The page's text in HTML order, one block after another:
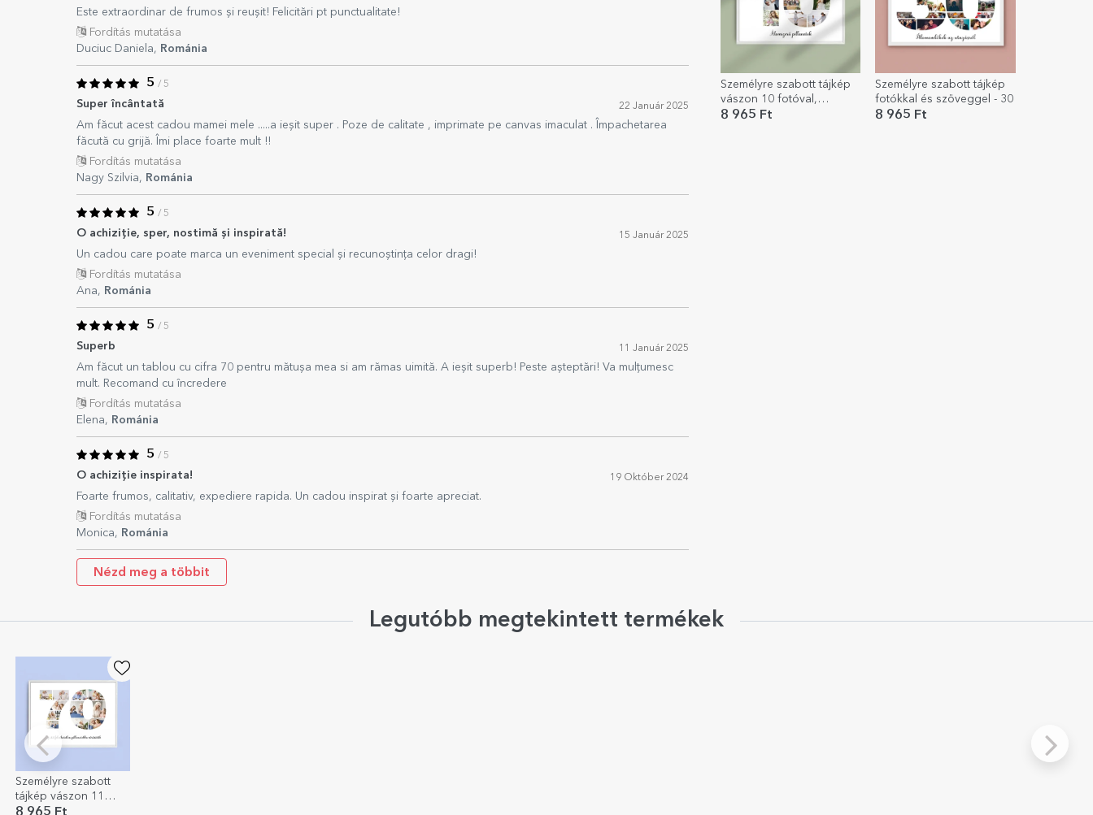
Személyre szabott tájkép
vászon 10 fotóval,
modellszám 10 és
8 965 Ft
Személyre szabott tájkép
fotókkal és szöveggel - 30
8 965 Ft
Este extraordinar de frumos și reușit! Felicitări pt punctualitate!
Fordítás mutatása
Duciuc Daniela, Románia
5 / 5
Super încântată 22 Január 2025
Am făcut acest cadou mamei mele .....a ieșit super . Poze de calitate , imprimate pe canvas imaculat . Împachetarea
făcută cu grijă. Îmi place foarte mult !!
Fordítás mutatása
Nagy Szilvia, Románia
5 / 5
O achiziție, sper, nostimă și inspirată! 15 Január 2025
Un cadou care poate marca un eveniment special și recunoștința celor dragi!
Fordítás mutatása
Ana, Románia
5 / 5
Superb 11 Január 2025
Am făcut un tablou cu cifra 70 pentru mătușa mea si am rămas uimită. A ieșit superb! Peste așteptări! Va mulțumesc
mult. Recomand cu încredere
Fordítás mutatása
Elena, Románia
5 / 5
O achiziție inspirata! 19 Október 2024
Foarte frumos, calitativ, expediere rapida. Un cadou inspirat și foarte apreciat.
Fordítás mutatása
Monica, Románia
Nézd meg a többit
Legutóbb megtekintett termékek
Személyre szabott
tájkép vászon 11
fotóval, 70-es